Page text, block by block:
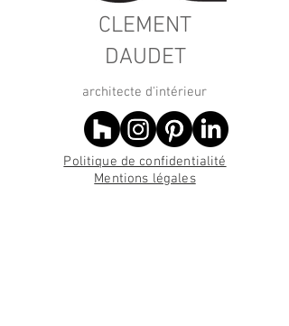
CLEMENT
DAUDET
architecte d'intérieur
Politique de confidentialité
Mentions légales